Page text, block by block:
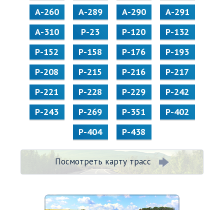
А-260
А-289 А-290
А-291
А-310
Р-23 Р-120
Р-132
Р-152
Р-158 Р-176
Р-193
Р-208
Р-215 Р-216
Р-217
Р-221
Р-228 Р-229
Р-242
Р-243
Р-269 Р-351
Р-402
Р-404
Р-438
Посмотреть карту трасс